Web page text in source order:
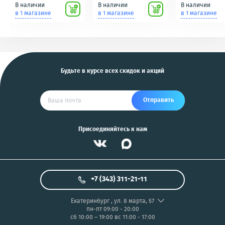
Scher-Khan,
Tomahawk, Pandora,
В наличии
в 1 магазине
для фотоаппаратов
NIKON/SONY COOL
В наличии
в 1 магазине
В наличии
в 1 магазине
Будьте в курсе всех скидок и акций
Отправить
Присоединяйтесь к нам
+7 (343) 311-21-11
Екатеринбург, ул. 8 марта, 57
пн-пт 09:00 - 20:00
сб 10:00 – 19:00 вс 11:00 - 17:00